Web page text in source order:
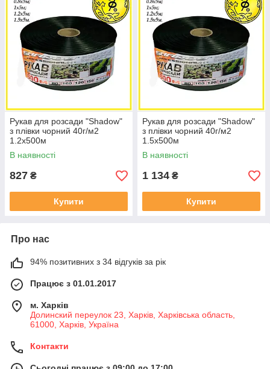
Рукав для розсади "Shadow"
з плівки чорний 40г/м2
1.2х500м
В наявності
827 ₴
Купити
Рукав для розсади "Shadow"
з плівки чорний 40г/м2
1.5х500м
В наявності
1 134 ₴
Купити
Про нас
94% позитивних з 34 відгуків за рік
Працює з 01.01.2017
м. Харків
Долинский переулок 23, Харків, Харківська область,
61000, Харків, Україна
Контакти